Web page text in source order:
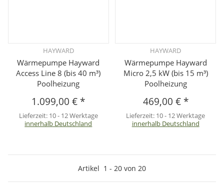
HAYWARD
Wärmepumpe Hayward
Access Line 8 (bis 40 m³)
Poolheizung
1.099,00 € *
Lieferzeit: 10 - 12 Werktage
innerhalb Deutschland
HAYWARD
Wärmepumpe Hayward
Micro 2,5 kW (bis 15 m³)
Poolheizung
469,00 € *
Lieferzeit: 10 - 12 Werktage
innerhalb Deutschland
Artikel 1 - 20 von 20